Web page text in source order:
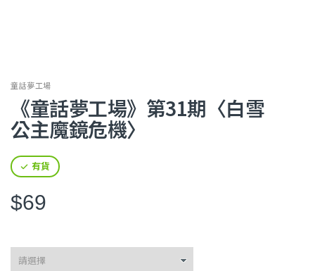
童話夢工場
《童話夢工場》第31期〈白雪
公主魔鏡危機〉
有貨
$69